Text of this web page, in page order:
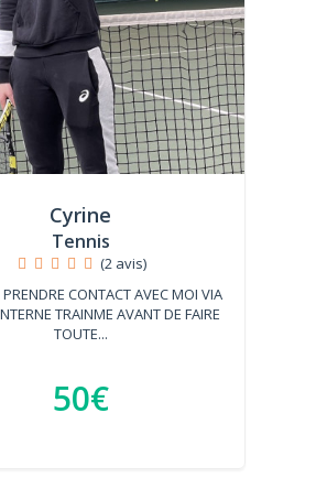
Cyrine
Tennis
(2 avis)
CONTACT AVEC MOI VIA
TRAINME AVANT DE FAIRE
TOUTE...
50€